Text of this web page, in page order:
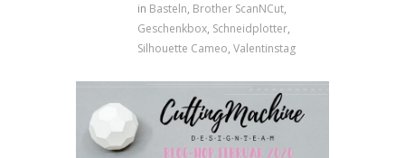
in Basteln, Brother ScanNCut,
Geschenkbox, Schneidplotter,
Silhouette Cameo, Valentinstag